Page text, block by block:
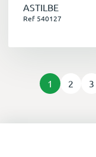
ASTILBE
Ref 540127
1 2 3